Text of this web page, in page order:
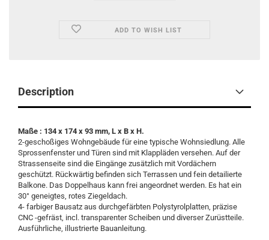
ADD TO WISH LIST
Description
Maße : 134 x 174 x 93 mm, L x B x H.
2-geschoßiges Wohngebäude für eine typische Wohnsiedlung. Alle
Sprossenfenster und Türen sind mit Klappläden versehen. Auf der
Strassenseite sind die Eingänge zusätzlich mit Vordächern
geschützt. Rückwärtig befinden sich Terrassen und fein detailierte
Balkone. Das Doppelhaus kann frei angeordnet werden. Es hat ein
30° geneigtes, rotes Ziegeldach.
4- farbiger Bausatz aus durchgefärbten Polystyrolplatten, präzise
CNC -gefräst, incl. transparenter Scheiben und diverser Zurüstteile.
Ausführliche, illustrierte Bauanleitung.